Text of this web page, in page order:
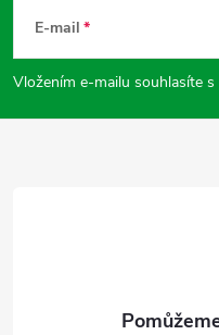
p
a
E-mail
Vložením e-mailu souhlasíte s